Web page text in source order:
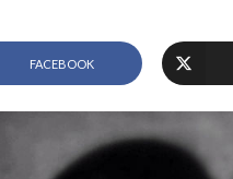
FACEBOOK